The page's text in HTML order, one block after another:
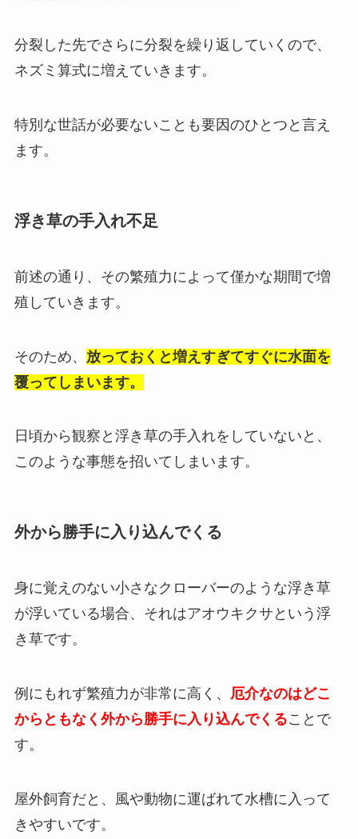
分裂した先でさらに分裂を繰り返していくので、
ネズミ算式に増えていきます。
特別な世話が必要ないことも要因のひとつと言え
ます。
浮き草の手入れ不足
前述の通り、その繁殖力によって僅かな期間で増
殖していきます。
そのため、 放っておくと増えすぎてすぐに水面を
覆ってしまいます。
日頃から観察と浮き草の手入れをしていないと、
このような事態を招いてしまいます。
外から勝手に入り込んでくる
身に覚えのない小さなクローバーのような浮き草
が浮いている場合、それはアオウキクサという浮
き草です。
例にもれず繁殖力が非常に高く、
厄介なのはどこ
からともなく外から勝手に入り込んでくることで
す。
屋外飼育だと、風や動物に運ばれて水槽に入って
きやすいです。